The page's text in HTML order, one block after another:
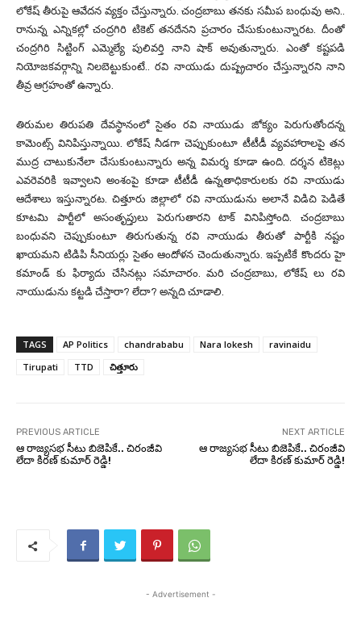
లోకేష్ తీరుపై ఆవేదన వ్యక్తం చేస్తున్నారు. చంద్రబాబు తనకు సమీప బంధువు అని..
రానున్న ఎన్నికల్లో చంద్రగిరి టికెట్ తనదేనని ప్రచారం చేసుకుంటున్నారట. దీంతో
చంద్రగిరి సిట్టింగ్ ఎమ్మెల్యే పులివర్తి నాని షాక్ అవుతున్నారు. ఎంతో కష్టపడి
నియోజకవర్గాన్ని నిలబెట్టుకుంటే.. రవి నాయుడు దుష్ప్రచారం చేస్తున్నారని నాని
తీవ్ర ఆగ్రహంతో ఉన్నారు.
తిరుమల తిరుపతి దేవస్థానంలో సైతం రవి నాయుడు జోక్యం పెరుగుతోందన్న
కామెంట్స్ వినిపిస్తున్నాయి. లోకేష్ నీడగా చెప్పుకుంటూ టీటీడీ వ్యవహారాలపై తన
ముద్ర చాటుకునేలా చేసుకుంటున్నారు అన్న విమర్శ కూడా ఉంది. దర్శన టికెట్లు
ఎవరెవరికి ఇవ్వాలని అంశంపై కూడా టీటీడీ ఉన్నతాధికారులకు రవి నాయుడు
ఆదేశాలు ఇస్తున్నారట. చిత్తూరు జిల్లాలో రవి నాయుడును అలానే విడిచి పెడితే
కూటమి పార్టీలో అసంతృప్తులు పెరుగుతారని టాక్ వినిపిస్తోంది. చంద్రబాబు
బంధువని చెప్పుకుంటూ తిరుగుతున్న రవి నాయుడు తీరుతో పార్టీకి నష్టం
ఖాయమని టిడిపి సీనియర్లు సైతం ఆందోళన చెందుతున్నారు. ఇప్పటికే కొందరు హై
కమాండ్ కు ఫిర్యాదు చేసినట్లు సమాచారం. మరి చంద్రబాబు, లోకేష్ లు రవి
నాయుడును కట్టడి చేస్తారా? లేదా? అన్నది చూడాలి.
TAGS AP Politics chandrababu Nara lokesh
ravinaidu
Tirupati
TTD చిత్తూరు
PREVIOUS ARTICLE
ఆ రాజ్యసభ సీటు బిజెపికే.. చిరంజీవి
లేదా కిరణ్ కుమార్ రెడ్డి!
NEXT ARTICLE
ఆ రాజ్యసభ సీటు బిజెపికే.. చిరంజీవి
లేదా కిరణ్ కుమార్ రెడ్డి!
- Advertisement -